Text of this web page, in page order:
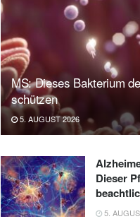
MS: Dieses Bakterium
schützen
5. AUGUST 2026
Dieser
5.